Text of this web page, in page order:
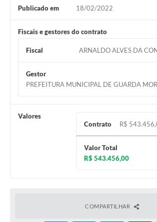
Publicado em 18/02/2022
Fiscais e gestores do contrato
Fiscal ARNALDO ALVES DA
Gestor
PREFEITURA MUNICIPAL DE GUARDA MOR
Valores
Contrato
R$
Valor Total
R$ 543.456,00
COMPARTILHAR